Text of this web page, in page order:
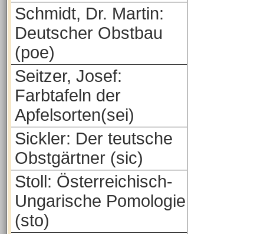
Schmidt, Dr. Martin:
Deutscher Obstbau
(poe)
Seitzer, Josef:
Farbtafeln der
Apfelsorten(sei)
Sickler: Der teutsche
Obstgärtner (sic)
Stoll: Österreichisch-
Ungarische Pomologie
(sto)